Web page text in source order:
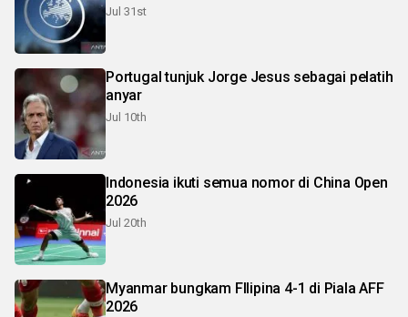
Jul 31st
Portugal tunjuk Jorge Jesus sebagai pelatih
anyar
Jul 10th
Indonesia ikuti semua nomor di China Open
2026
Jul 20th
Myanmar bungkam FIlipina 4-1 di Piala AFF
2026